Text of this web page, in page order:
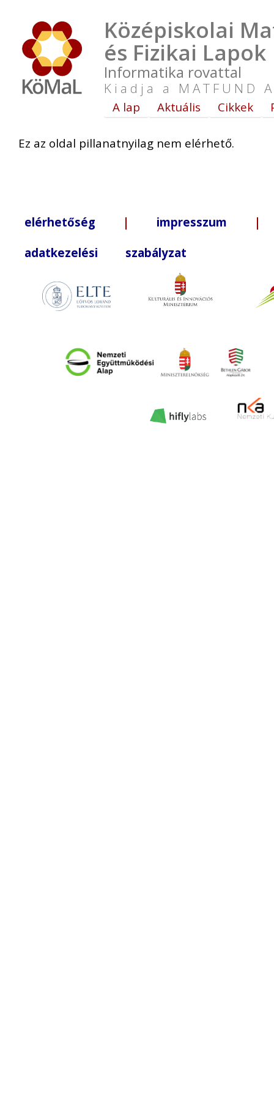
Középiskolai
és Fizikai Lapok
Informatika rovattal
Kiadja a MATFUND
A lap Aktuális Cikkek
Ez az oldal pillanatnyilag nem elérhető.
elérhetőség | impresszum |
adatkezelési szabályzat